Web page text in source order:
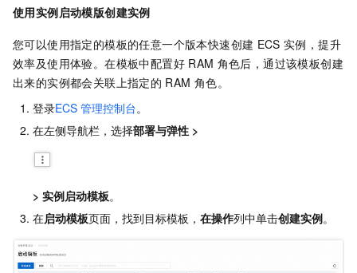
使用实例启动模版创建实例
您可以使用指定的模板的任意一个版本快速创建 ECS 实例，提升
效率及使用体验。在模板中配置好 RAM 角色后，通过该模板创建
出来的实例都会关联上指定的 RAM 角色。
登录ECS 管理控制台。
在左侧导航栏，选择部署与弹性 >
> 实例启动模板。
在启动模板页面，找到目标模板， 在操作列中单击创建实例。